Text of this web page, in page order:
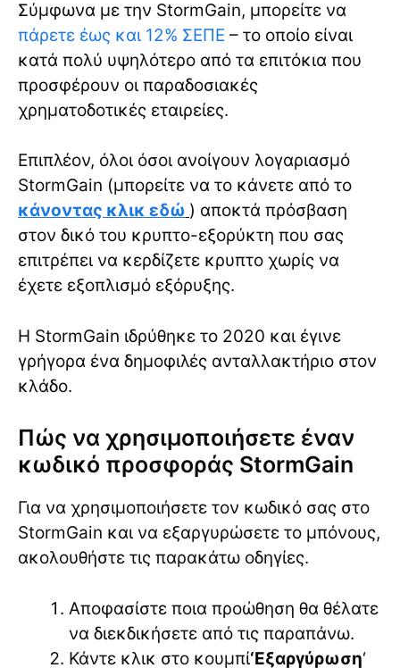
Σύμφωνα με την StormGain, μπορείτε να
πάρετε έως και 12% ΣΕΠΕ – το οποίο είναι
κατά πολύ υψηλότερο από τα επιτόκια που
προσφέρουν οι παραδοσιακές
χρηματοδοτικές εταιρείες.
Επιπλέον, όλοι όσοι ανοίγουν λογαριασμό
StormGain (μπορείτε να το κάνετε από το
κάνοντας κλικ εδώ ) αποκτά πρόσβαση
στον δικό του κρυπτο-εξορύκτη που σας
επιτρέπει να κερδίζετε κρυπτο χωρίς να
έχετε εξοπλισμό εξόρυξης.
Η StormGain ιδρύθηκε το 2020 και έγινε
γρήγορα ένα δημοφιλές ανταλλακτήριο στον
κλάδο.
Πώς να χρησιμοποιήσετε έναν
κωδικό προσφοράς StormGain
Για να χρησιμοποιήσετε τον κωδικό σας στο
StormGain και να εξαργυρώσετε το μπόνους,
ακολουθήστε τις παρακάτω οδηγίες.
Αποφασίστε ποια προώθηση θα θέλατε
να διεκδικήσετε από τις παραπάνω.
Κάντε κλικ στο κουμπί‘Εξαργύρωση‘